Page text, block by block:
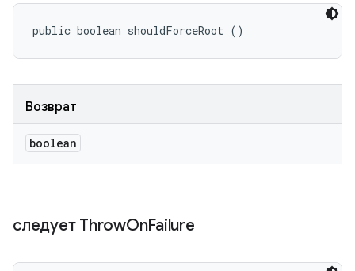
public boolean shouldForceRoot ()
Возврат
boolean
следует ThrowOnFailure